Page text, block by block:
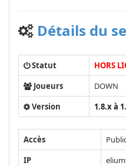
Détails du
Statut
HORS
Joueurs
DOWN
Version
1.8.x à
Accès
IP